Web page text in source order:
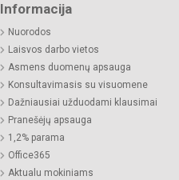
Informacija
Nuorodos
Laisvos darbo vietos
Asmens duomenų apsauga
Konsultavimasis su visuomene
Dažniausiai užduodami klausimai
Pranešėjų apsauga
1,2% parama
Office365
Aktualu mokiniams